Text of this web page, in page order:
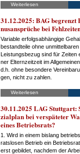
Weiterlesen
31.12.2025: BAG be­grenzt
nus­an­sprü­che bei
Va­ria­ble er­folgs­ab­hän­gi­ge
be­stand­tei­le oh­ne un­mit­tel­ba­ren
Leis­tungs­be­zug sind für Zei­ten
ner El­tern­zeit­zeit im All­ge­mei­nen,
d.h. oh­ne be­son­de­re
gen, nicht zu zah­len.
Weiterlesen
30.11.2025 LAG Stutt­gart:
zi­al­plan bei ver­spä­te­ter
ei­nes Be­triebs­rats?
1. Wird in ei­nem bis­lang
rats­lo­sen Be­trieb ein Be­triebs­rat
erst ge­bil­det, nach­dem der